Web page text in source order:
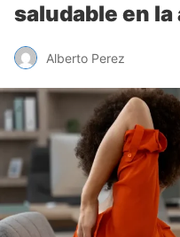
saludable en
Alberto Perez